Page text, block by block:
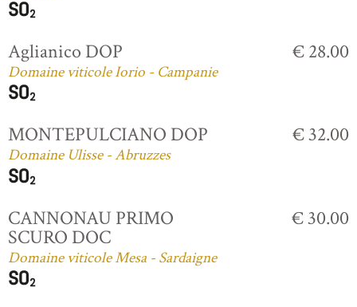
Aglianico DOP
Domaine viticole Iorio - Campanie
€ 28.00
MONTEPULCIANO DOP
Domaine Ulisse - Abruzzes
€ 32.00
CANNONAU PRIMO
SCURO DOC
Domaine viticole Mesa - Sardaigne
€ 30.00